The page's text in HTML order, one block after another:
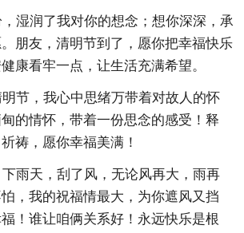
湿润了我对你的想念；想你深深，承
朋友，清明节到了，愿你把幸福快乐
康看牢一点，让生活充满希望。
节，我心中思绪万带着对故人的怀
的情怀，带着一份思念的感受！释
祷，愿你幸福美满！
雨天，刮了风，无论风再大，雨再
，我的祝福情最大，为你遮风又挡
！谁让咱俩关系好！永远快乐是根